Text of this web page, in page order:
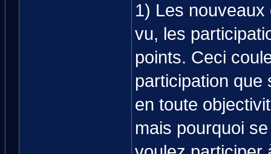
1) Les
vu, les
points. Ceci
participation
en toute
mais pourquoi